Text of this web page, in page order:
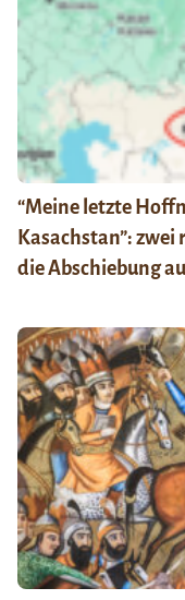
“Meine letzte
Kasachstan”:
die Abschiebung